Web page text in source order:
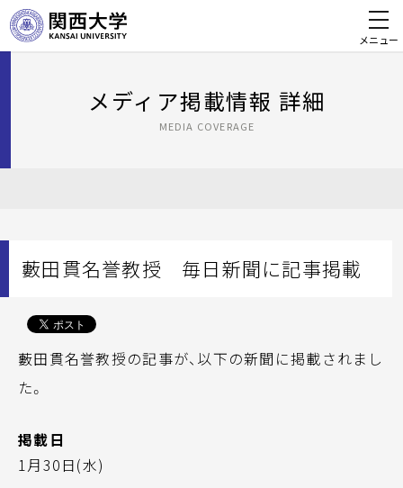
メニュー
メディア掲載情報 詳細
MEDIA COVERAGE
藪田貫名誉教授 毎日新聞に記事掲載
藪田貫名誉教授の記事が、以下の新聞に掲載されまし
た。
掲載日
1月30日(水)